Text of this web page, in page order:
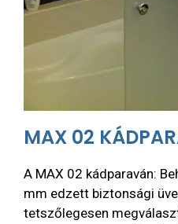
MAX 02
A MAX 02 kádparaván:
mm edzett biztonsági
tetszőlegesen